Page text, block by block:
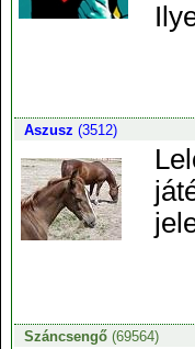
Aszusz (3512)
Száncsengő(69564)